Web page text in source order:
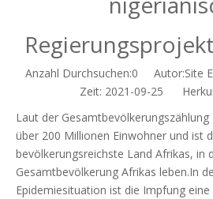
Anzahl Durchsuchen:0 Autor:Site
Zeit: 2021-09-25
Laut der
über 200 Millionen Einwohner und ist
bevölkerungsreichste Land Afrikas, in
Gesamtbevölkerung Afrikas leben.In
Epidemiesituation ist die Impfung